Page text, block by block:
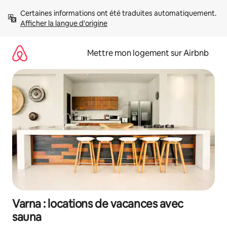
directement
Afficher la langue d'origine
Mettre mon logement sur Airbnb
Varna : locations de vacances avec
sauna